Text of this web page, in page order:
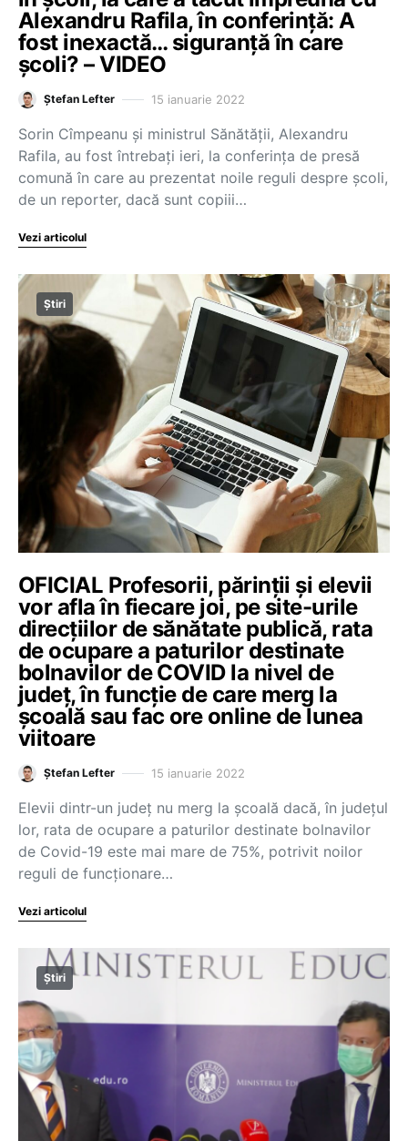
Alexandru Rafila, în conferință: A
fost inexactă… siguranță în care
școli? – VIDEO
Ștefan Lefter 15 ianuarie 2022
Sorin Cîmpeanu și ministrul Sănătății, Alexandru
Rafila, au fost întrebați ieri, la conferința de presă
comună în care au prezentat noile reguli despre școli,
de un reporter, dacă sunt copiii…
Vezi articolul
Știri
OFICIAL Profesorii, părinții și elevii
vor afla în fiecare joi, pe site-urile
direcțiilor de sănătate publică, rata
de ocupare a paturilor destinate
bolnavilor de COVID la nivel de
județ, în funcție de care merg la
școală sau fac ore online de lunea
viitoare
Ștefan Lefter 15 ianuarie 2022
Elevii dintr-un județ nu merg la școală dacă, în județul
lor, rata de ocupare a paturilor destinate bolnavilor
de Covid-19 este mai mare de 75%, potrivit noilor
reguli de funcționare…
Vezi articolul
Știri